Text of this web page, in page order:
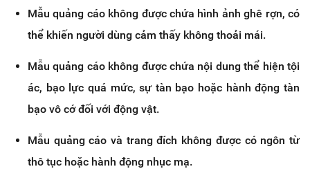
Mẫu quảng cáo không được chứa hình ảnh ghê rợn, có
thể khiến người dùng cảm thấy không thoải mái.
Mẫu quảng cáo không được chứa nội dung thể hiện tội
ác, bạo lực quá mức, sự tàn bạo hoặc hành động tàn
bạo vô cớ đối với động vật.
Mẫu quảng cáo và trang đích không được có ngôn từ
thô tục hoặc hành động nhục mạ.